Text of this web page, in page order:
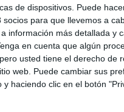
de dispositivos. Puede
para que llevemos a
información más detallada y
en cuenta que algún
usted tiene el derecho de
web. Puede cambiar sus
haciendo clic en el botón